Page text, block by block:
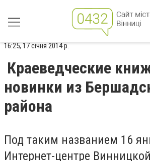
16:25, 17 січня 2014 р.
Краеведческие
новинки из
района
Под таким названием 16
Интернет-центре